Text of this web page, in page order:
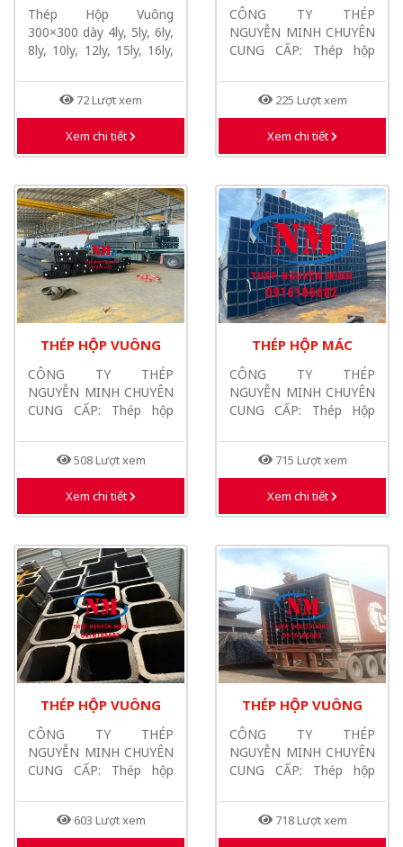
300X300 MÁC Q235-
Q345- SS400- S355JR-
A572- A500- A516...
Thép Hộp Vuông
300×300 dày 4ly, 5ly, 6ly,
8ly, 10ly, 12ly, 15ly, 16ly,
72 Lượt xem
Xem chi tiết
200X200 MÁC Q235/-
Q345- SS400- S355JR-
A572- A500- A516...
CÔNG TY THÉP
NGUYỄN MINH CHUYÊN
CUNG CẤP: Thép hộp
Thép hộp...
225 Lượt xem
Xem chi tiết
THÉP HỘP VUÔNG
90X90X8MM Q235-
Q345- SS400-A572-
A500- A516...
CÔNG TY THÉP
NGUYỄN MINH CHUYÊN
CUNG CẤP: Thép hộp
Thép hộp...
508 Lượt xem
Xem chi tiết
THÉP HỘP MÁC
S355JR
200X200X10X12M
CÔNG TY THÉP
NGUYỄN MINH CHUYÊN
CUNG CẤP: Thép Hộp
200x200x10x12m,
Thép... 715 Lượt xem
Xem chi tiết
THÉP HỘP VUÔNG
S355J2-N
200X200X10X12M
CÔNG TY THÉP
NGUYỄN MINH CHUYÊN
CUNG CẤP: Thép hộp
200x200x10x12m,
Thép... 603 Lượt xem
THÉP HỘP VUÔNG
S355J2-N
200X200X10X12M
CÔNG TY THÉP
NGUYỄN MINH CHUYÊN
CUNG CẤP: Thép hộp
200x200x10x12m,
Thép... 718 Lượt xem